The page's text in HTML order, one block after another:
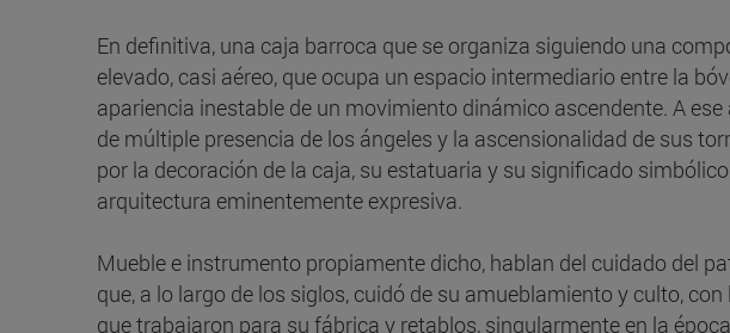
En definitiva, una caja barroca que se organiza siguiendo una
elevado, casi aéreo, que ocupa un espacio intermediario entre la
apariencia inestable de un movimiento dinámico ascendente. A
de múltiple presencia de los ángeles y la ascensionalidad de sus
por la decoración de la caja, su estatuaria y su significado
arquitectura eminentemente expresiva.
Mueble e instrumento propiamente dicho, hablan del cuidado del
que, a lo largo de los siglos, cuidó de su amueblamiento y culto,
que trabajaron para su fábrica y retablos, singularmente en la